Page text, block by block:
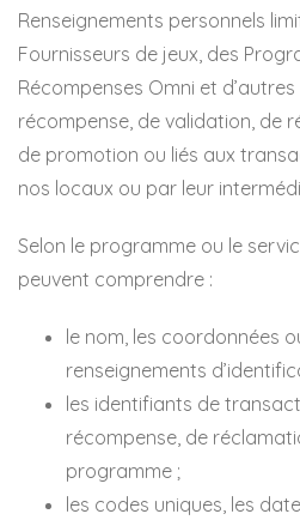
Renseignements personnels
Fournisseurs de jeux, des
Récompenses Omni et
récompense, de validation, de
de promotion ou liés aux
nos locaux ou par leur
Selon le programme ou le
peuvent comprendre :
le nom, les coordonnées
renseignements
les identifiants de
récompense, de
programme ;
les codes uniques, les